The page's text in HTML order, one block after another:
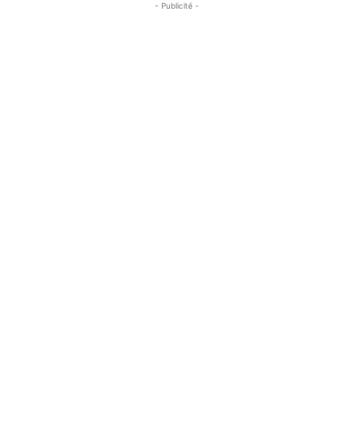
- Publicité -